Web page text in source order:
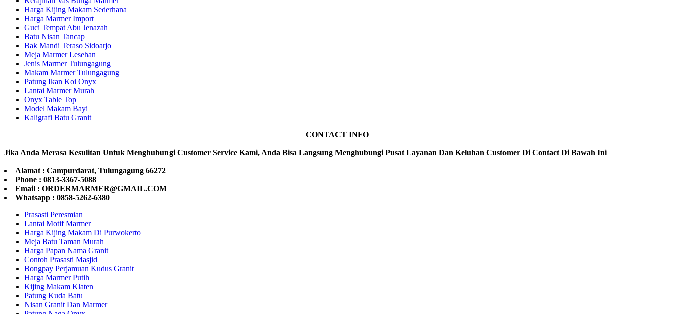
Harga Kijing Makam Sederhana
Harga Marmer Import
Guci Tempat Abu Jenazah
Batu Nisan Tancap
Bak Mandi Teraso Sidoarjo
Meja Marmer Lesehan
Jenis Marmer Tulungagung
Makam Marmer Tulungagung
Patung Ikan Koi Onyx
Lantai Marmer Murah
Onyx Table Top
Model Makam Bayi
Kaligrafi Batu Granit
CONTACT INFO
Jika Anda Merasa Kesulitan Untuk Menghubungi Customer Service Kami, Anda Bisa Langsung Menghubungi Pusat Layanan Dan Keluhan Customer Di Contact Di Bawah Ini
Alamat : Campurdarat, Tulungagung 66272
Phone : 0813-3367-5088
Email : ORDERMARMER@GMAIL.COM
Whatsapp : 0858-5262-6380
Prasasti Peresmian
Lantai Motif Marmer
Harga Kijing Makam Di Purwokerto
Meja Batu Taman Murah
Harga Papan Nama Granit
Contoh Prasasti Masjid
Bongpay Perjamuan Kudus Granit
Harga Marmer Putih
Kijing Makam Klaten
Patung Kuda Batu
Nisan Granit Dan Marmer